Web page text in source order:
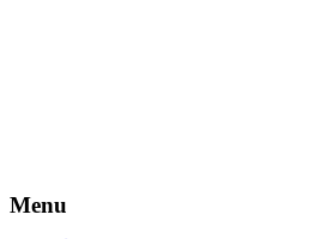
Menu